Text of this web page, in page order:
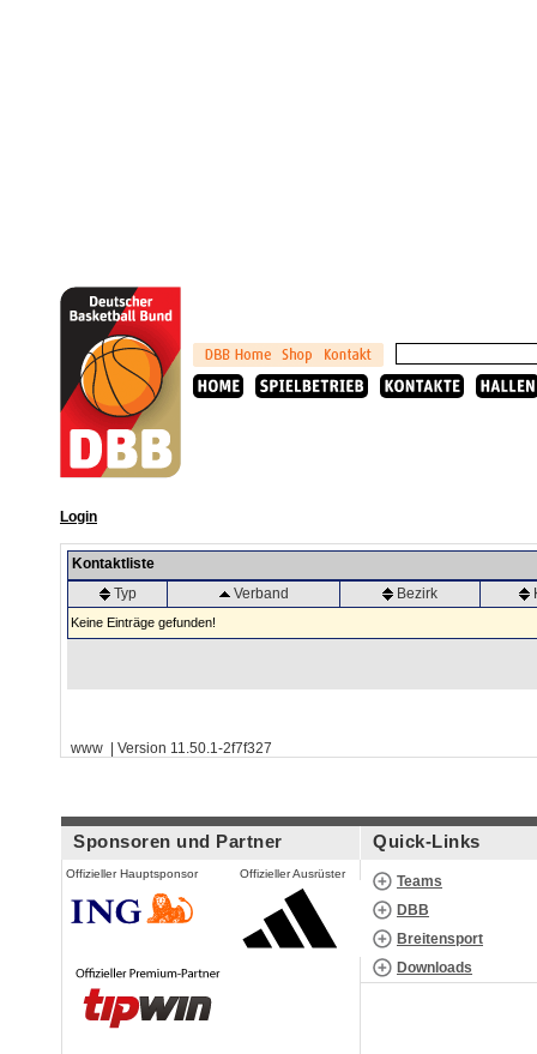
Login
Kontaktliste
Typ
Verband Bezirk
Keine Einträge gefunden!
www | Version 11.50.1-2f7f327
Sponsoren und Partner
Offizieller Hauptsponsor Offizieller Ausrüster
Quick-Links
Teams
DBB
Breitensport
Downloads